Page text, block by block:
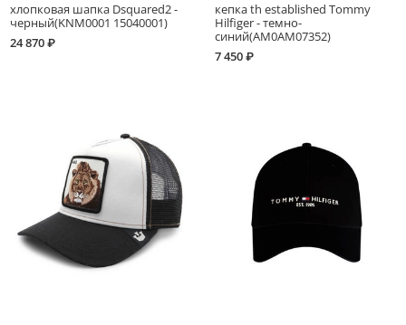
хлопковая шапка Dsquared2 -
черный(KNM0001 15040001)
24 870 ₽
кепка th established Tommy
Hilfiger - темно-
синий(AM0AM07352)
7 450 ₽